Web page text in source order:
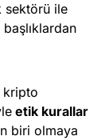
sektörü ile
kripto
etik kurallar
biri olmaya